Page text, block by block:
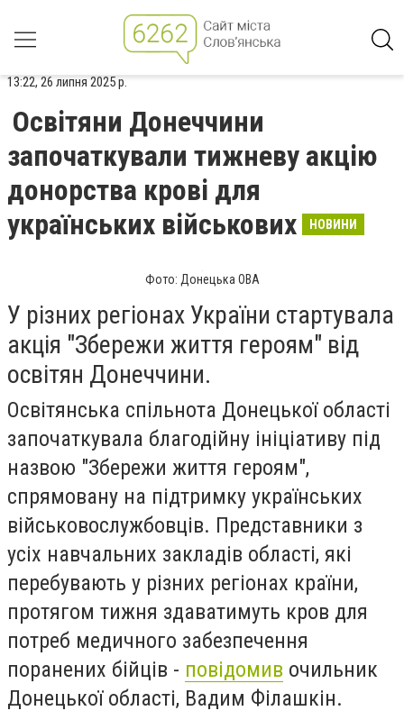
13:22, 26 липня 2025 р.
Освітяни Донеччини
започаткували тижневу акцію
донорства крові для
українських військових
НОВИНИ
Фото: Донецька ОВА
У різних регіонах України стартувала
акція "Збережи життя героям" від
освітян Донеччини.
Освітянська спільнота Донецької області
започаткувала благодійну ініціативу під
назвою "Збережи життя героям",
спрямовану на підтримку українських
військовослужбовців. Представники з
усіх навчальних закладів області, які
перебувають у різних регіонах країни,
протягом тижня здаватимуть кров для
потреб медичного забезпечення
поранених бійців - повідомив очильник
Донецької області, Вадим Філашкін.